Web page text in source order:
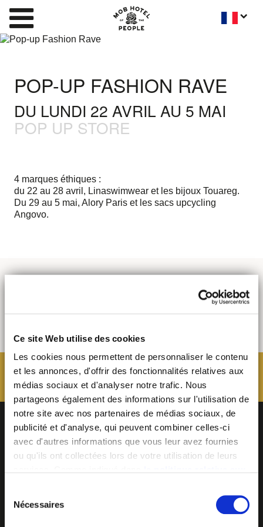
Ce site Web utilise des cookies
Les cookies nous permettent de personnaliser le contenu
et les annonces, d'offrir des fonctionnalités relatives aux
médias sociaux et d'analyser notre trafic. Nous
partageons également des informations sur l'utilisation de
notre site avec nos partenaires de médias sociaux, de
publicité et d'analyse, qui peuvent combiner celles-ci
avec d'autres informations que vous leur avez fournies
ou qu'ils ont collectées lors de votre utilisation de leurs
cliquant sur « tout autoriser » ; vous refusez ce dépôt de
cookies (sauf cookies nécessaires) en cliquant sur « tout
Nécessaires
POP-UP FASHION RAVE
DU LUNDI 22 AVRIL AU 5 MAI
POP UP STORE
4 marques éthiques :
du 22 au 28 avril, Linaswimwear et les bijoux Touareg.
Du 29 au 5 mai, Alory Paris et les sacs upcycling
Angovo.
BECOME MOB